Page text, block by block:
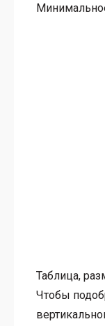
Таблица,
Чтобы